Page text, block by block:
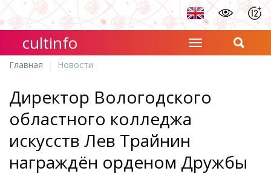
cultinfo
Главная Новости
Директор Вологодского
областного колледжа
искусств Лев Трайнин
награждён орденом Дружбы